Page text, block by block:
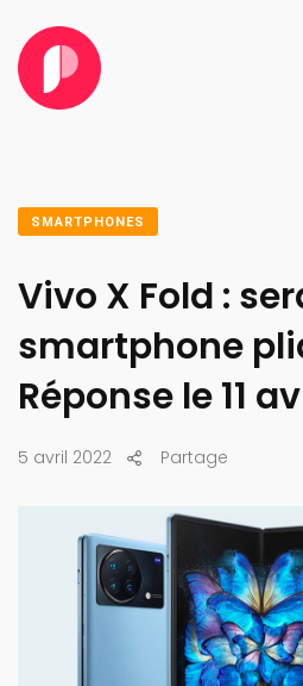
SMARTPHONES
Vivo X Fold :
smartphone
Réponse le 11
5 avril 2022 Partage